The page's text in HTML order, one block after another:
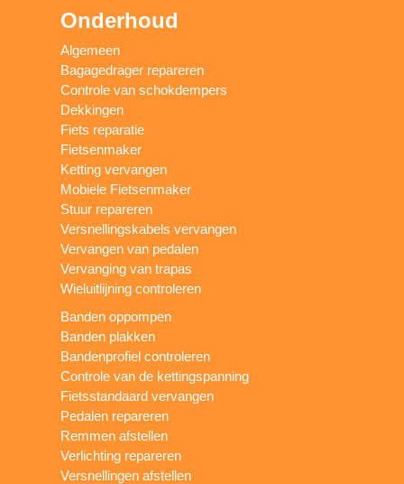
Onderhoud
Algemeen
Bagagedrager repareren
Controle van schokdempers
Dekkingen
Fiets reparatie
Fietsenmaker
Ketting vervangen
Mobiele Fietsenmaker
Stuur repareren
Versnellingskabels vervangen
Vervangen van pedalen
Vervanging van trapas
Wieluitlijning controleren
Banden oppompen
Banden plakken
Bandenprofiel controleren
Controle van de kettingspanning
Fietsstandaard vervangen
Pedalen repareren
Remmen afstellen
Verlichting repareren
Versnellingen afstellen